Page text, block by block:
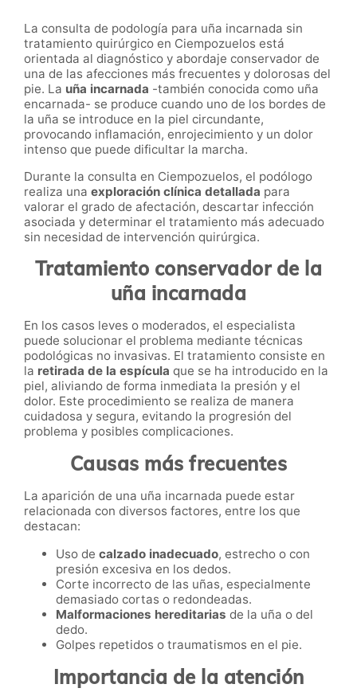
La consulta de podología para uña incarnada sin
tratamiento quirúrgico en Ciempozuelos está
orientada al diagnóstico y abordaje conservador de
una de las afecciones más frecuentes y dolorosas del
pie. La uña incarnada -también conocida como uña
encarnada- se produce cuando uno de los bordes de
la uña se introduce en la piel circundante,
provocando inflamación, enrojecimiento y un dolor
intenso que puede dificultar la marcha.
Durante la consulta en Ciempozuelos, el podólogo
realiza una exploración clínica detallada para
valorar el grado de afectación, descartar infección
asociada y determinar el tratamiento más adecuado
sin necesidad de intervención quirúrgica.
Tratamiento conservador de la
uña incarnada
En los casos leves o moderados, el especialista
puede solucionar el problema mediante técnicas
podológicas no invasivas. El tratamiento consiste en
la retirada de la espícula que se ha introducido en la
piel, aliviando de forma inmediata la presión y el
dolor. Este procedimiento se realiza de manera
cuidadosa y segura, evitando la progresión del
problema y posibles complicaciones.
Causas más frecuentes
La aparición de una uña incarnada puede estar
relacionada con diversos factores, entre los que
destacan:
Uso de calzado inadecuado, estrecho o con
presión excesiva en los dedos.
Corte incorrecto de las uñas, especialmente
demasiado cortas o redondeadas.
Malformaciones hereditarias de la uña o del
dedo.
Golpes repetidos o traumatismos en el pie.
Importancia de la atención